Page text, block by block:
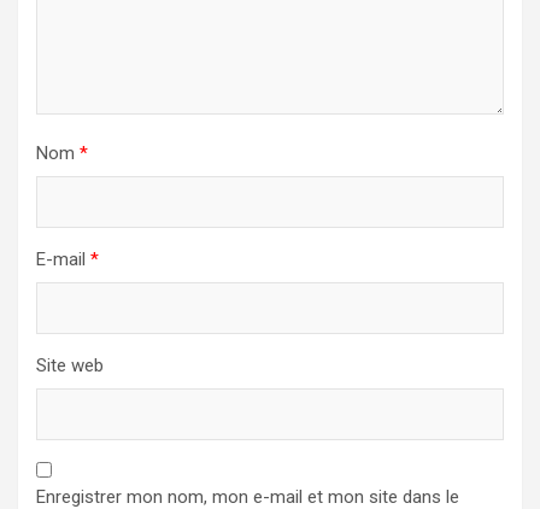
Nom *
E-mail *
Site web
Enregistrer mon nom, mon e-mail et mon site dans le